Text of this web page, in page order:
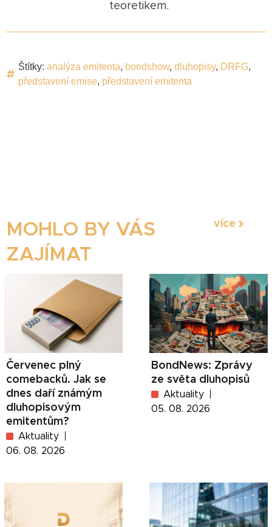
teoretikem.
Štítky: analýza emitenta, bondshow, dluhopisy, DRFG,
představení emise, představení emitenta
MOHLO BY VÁS
ZAJÍMAT
více
Červenec plný
comebacků. Jak se
dnes daří známým
dluhopisovým
emitentům?
Aktuality
06. 08. 2026
BondNews: Zprávy
ze světa dluhopisů
Aktuality
05. 08. 2026